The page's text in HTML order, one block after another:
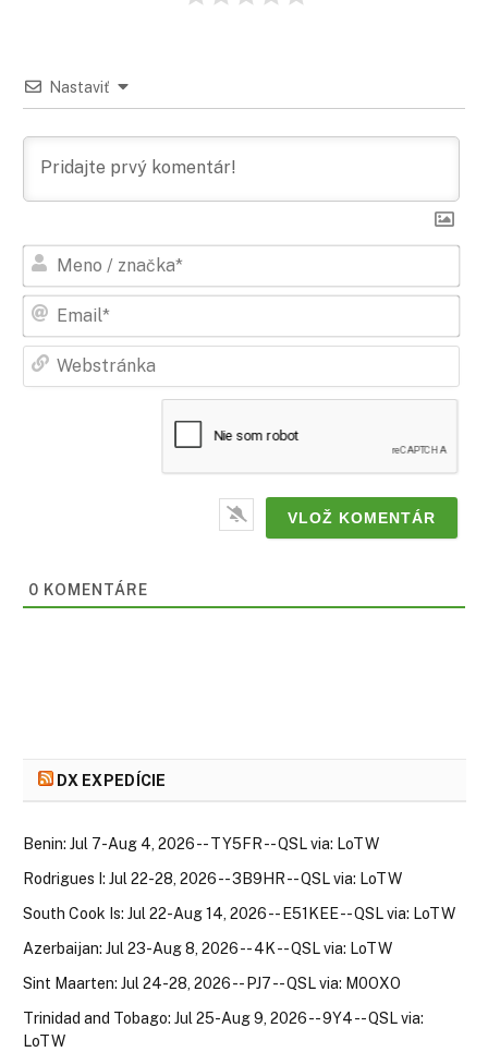
Nastaviť
0 KOMENTÁRE
DX EXPEDÍCIE
Benin: Jul 7-Aug 4, 2026 -- TY5FR -- QSL via: LoTW
Rodrigues I: Jul 22-28, 2026 -- 3B9HR -- QSL via: LoTW
South Cook Is: Jul 22-Aug 14, 2026 -- E51KEE -- QSL via: LoTW
Azerbaijan: Jul 23-Aug 8, 2026 -- 4K -- QSL via: LoTW
Sint Maarten: Jul 24-28, 2026 -- PJ7 -- QSL via: M0OXO
Trinidad and Tobago: Jul 25-Aug 9, 2026 -- 9Y4 -- QSL via:
LoTW